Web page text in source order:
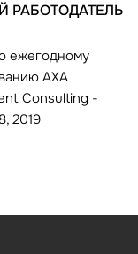
РАБОТОДАТЕЛЬ
ежегодному
AXA
Consulting -
2019